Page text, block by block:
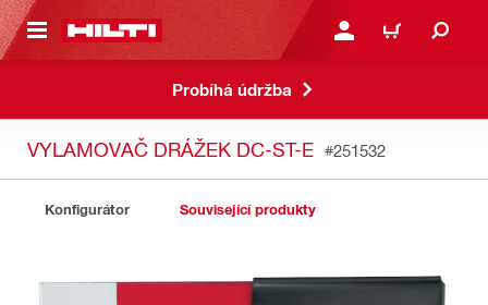
HLAVNÍ OBSAH PŘIHLÁSIT NEBO
KOŠÍK
Probíhá údržba
VYLAMOVAČ DRÁŽEK DC-ST-E #251532
Konfigurátor Související produkty